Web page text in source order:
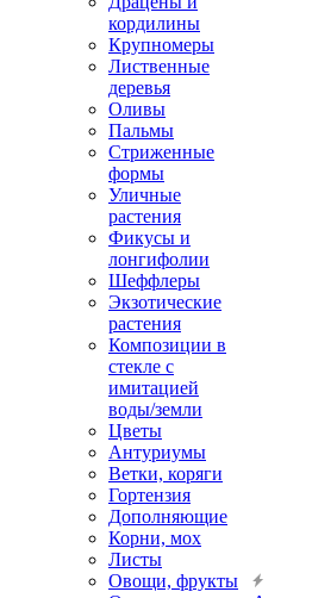
кордилины
Крупномеры
Лиственные
деревья
Оливы
Пальмы
Стриженные
формы
Уличные
растения
Фикусы и
лонгифолии
Шеффлеры
Экзотические
растения
Композиции в
стекле с
имитацией
воды/земли
Цветы
Антуриумы
Ветки, коряги
Гортензия
Дополняющие
Корни, мох
Листы
Овощи, фрукты